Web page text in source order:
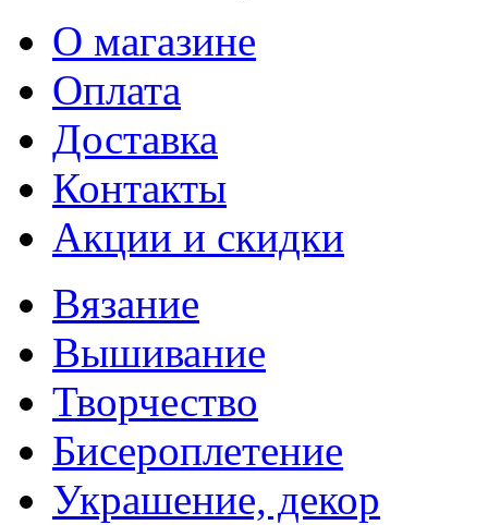
О магазине
Оплата
Доставка
Контакты
Акции и скидки
Вязание
Вышивание
Творчество
Бисероплетение
Украшение, декор